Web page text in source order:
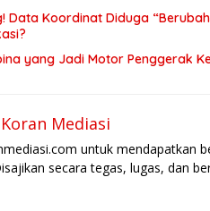
Data Koordinat Diduga
yang Jadi Motor Penggerak
Mediasi
untuk mendapatkan
secara tegas, lugas, dan